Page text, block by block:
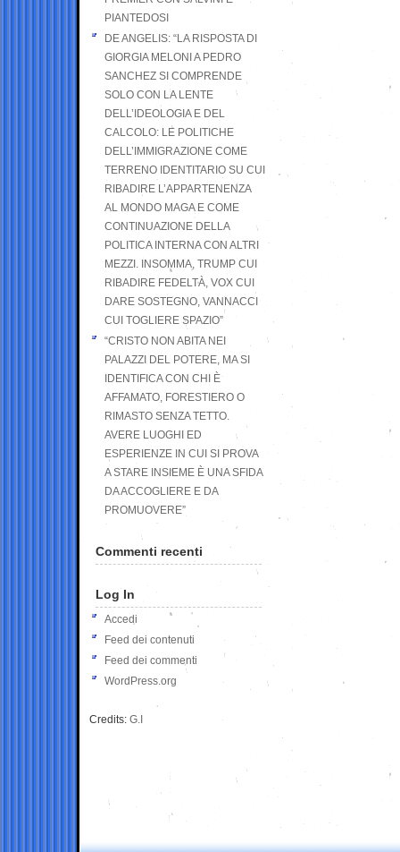
PIANTEDOSI
DE ANGELIS: “LA RISPOSTA DI
GIORGIA MELONI A PEDRO
SANCHEZ SI COMPRENDE
SOLO CON LA LENTE
DELL’IDEOLOGIA E DEL
CALCOLO: LE POLITICHE
DELL’IMMIGRAZIONE COME
TERRENO IDENTITARIO SU CUI
RIBADIRE L’APPARTENENZA
AL MONDO MAGA E COME
CONTINUAZIONE DELLA
POLITICA INTERNA CON ALTRI
MEZZI. INSOMMA, TRUMP CUI
RIBADIRE FEDELTÀ, VOX CUI
DARE SOSTEGNO, VANNACCI
CUI TOGLIERE SPAZIO”
“CRISTO NON ABITA NEI
PALAZZI DEL POTERE, MA SI
IDENTIFICA CON CHI È
AFFAMATO, FORESTIERO O
RIMASTO SENZA TETTO.
AVERE LUOGHI ED
ESPERIENZE IN CUI SI PROVA
A STARE INSIEME È UNA SFIDA
DA ACCOGLIERE E DA
PROMUOVERE”
Commenti recenti
Log In
Accedi
Feed dei contenuti
Feed dei commenti
WordPress.org
Credits: G.I